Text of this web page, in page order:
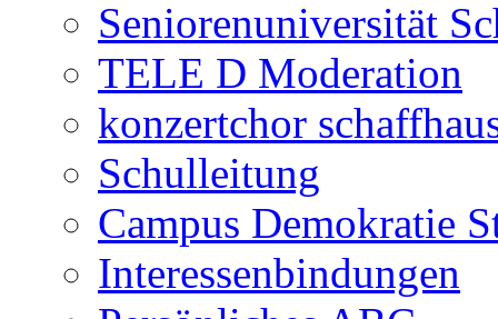
Seniorenuniversität
TELE D Moderation
konzertchor
Schulleitung
Campus Demokratie
Interessenbindungen